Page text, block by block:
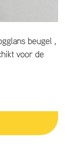
beugel ,
voor de